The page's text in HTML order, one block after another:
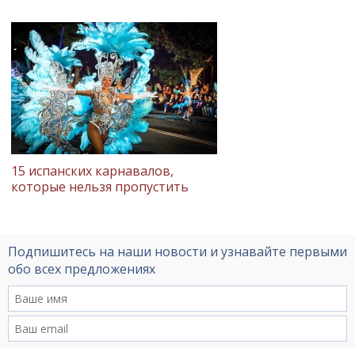
15 испанских карнавалов,
которые нельзя пропустить
Подпишитесь на наши новости и узнавайте первыми
обо всех предложениях